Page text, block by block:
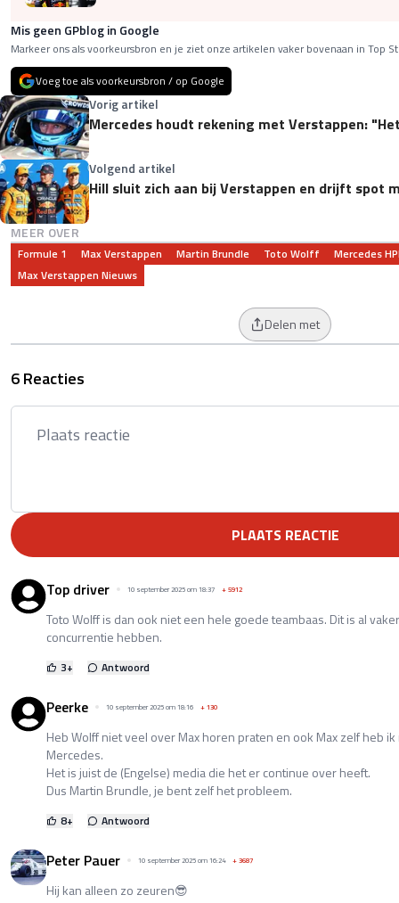
Mis geen GPblog in Google
Markeer ons als voorkeursbron en je ziet onze artikelen vaker bovenaan in Top
Voeg toe als voorkeursbron / op Google
Vorig artikel
Mercedes houdt rekening met Verstappen:
Volgend artikel
Hill sluit zich aan bij Verstappen en drijft spot
MEER OVER
Formule 1 Max Verstappen Martin Brundle Toto Wolff
Mercedes
Max Verstappen Nieuws
Delen met
6 Reacties
PLAATS REACTIE
Top driver 10 september 2025 om 18:37 +5912
Toto Wolff is dan ook niet een hele goede teambaas. Dit is al
concurrentie hebben.
3+ Antwoord
Peerke 10 september 2025 om 18:16 +130
Heb Wolff niet veel over Max horen praten en ook Max zelf heb
Mercedes.
Het is juist de (Engelse) media die het er continue over heeft.
Dus Martin Brundle, je bent zelf het probleem.
8+ Antwoord
Peter Pauer 10 september 2025 om 16:24 +3687
Hij kan alleen zo zeuren😎